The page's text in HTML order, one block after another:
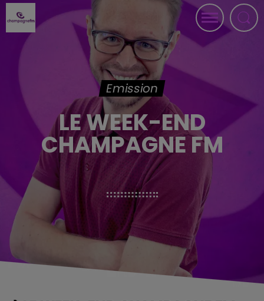
Emission
LE WEEK-END
CHAMPAGNE FM